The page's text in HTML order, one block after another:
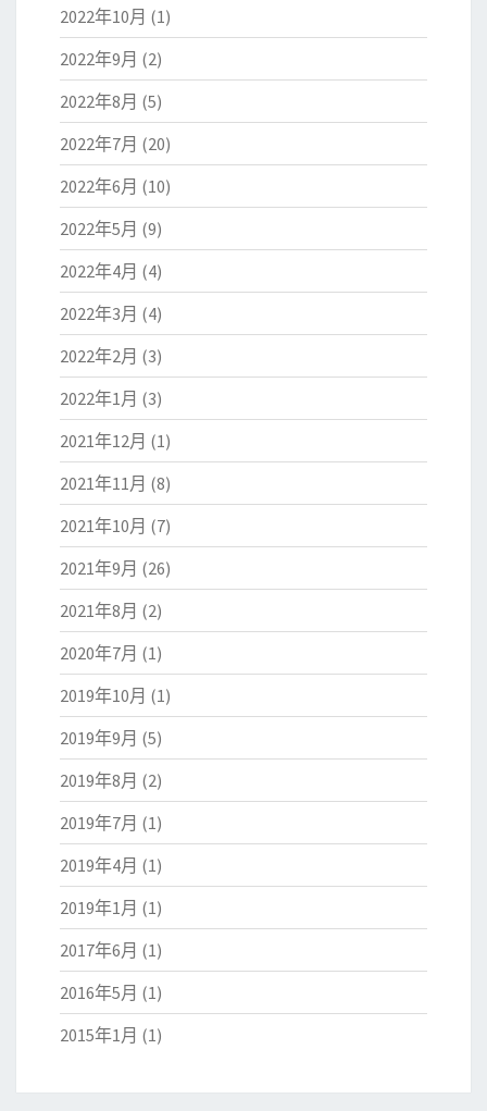
2022年10月 (1)
2022年9月 (2)
2022年8月 (5)
2022年7月 (20)
2022年6月 (10)
2022年5月 (9)
2022年4月 (4)
2022年3月 (4)
2022年2月 (3)
2022年1月 (3)
2021年12月 (1)
2021年11月 (8)
2021年10月 (7)
2021年9月 (26)
2021年8月 (2)
2020年7月 (1)
2019年10月 (1)
2019年9月 (5)
2019年8月 (2)
2019年7月 (1)
2019年4月 (1)
2019年1月 (1)
2017年6月 (1)
2016年5月 (1)
2015年1月 (1)